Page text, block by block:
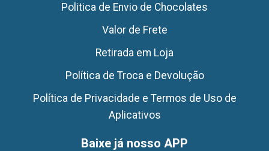
Politica de Envio de Chocolates
Valor de Frete
Retirada em Loja
Política de Troca e Devolução
Política de Privacidade e Termos de Uso de
Aplicativos
Baixe já nosso APP